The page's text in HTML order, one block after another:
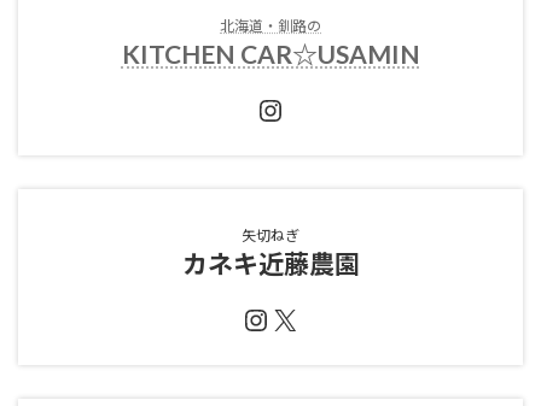
北海道・釧路の
KITCHEN CAR☆USAMIN
Instagram
矢切ねぎ
カネキ近藤農園
Instagram
X